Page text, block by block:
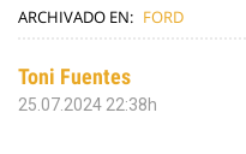
ARCHIVADO EN: FORD
Toni Fuentes
25.07.2024 22:38h